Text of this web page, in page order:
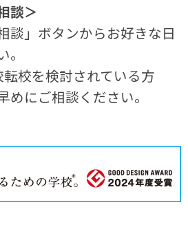
談＞
談」ボタンからお好きな日
校を検討されている方
めにご相談ください。